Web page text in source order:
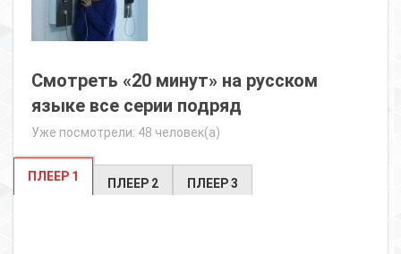
Смотреть «20 минут» на русском
языке все серии подряд
Уже посмотрели: 48 человек(а)
ПЛЕЕР 1 ПЛЕЕР 2 ПЛЕЕР 3